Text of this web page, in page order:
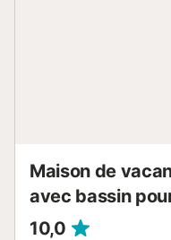
Maison de
avec bassin
10,0